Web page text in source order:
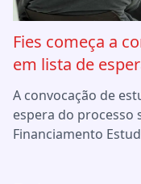
Fies começa a
em lista de
A convocação de
espera do processo
Financiamento